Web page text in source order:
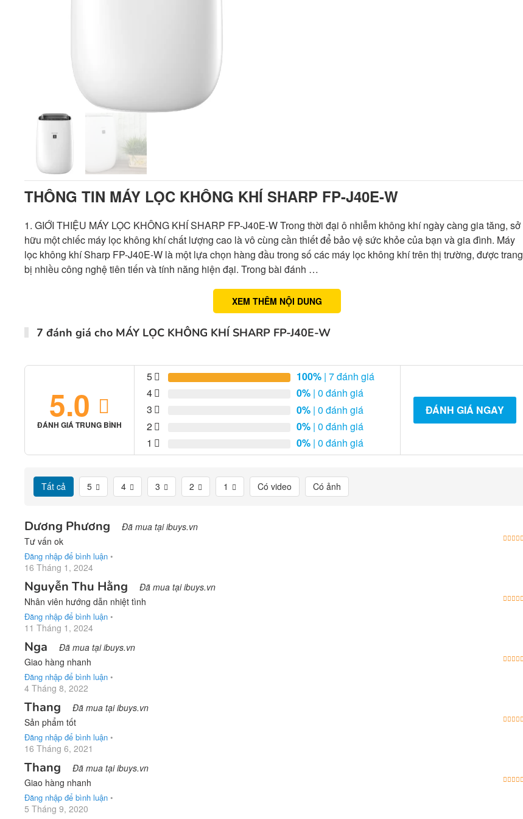
THÔNG TIN MÁY LỌC KHÔNG KHÍ SHARP FP-J40E-W
1. GIỚI THIỆU MÁY LỌC KHÔNG KHÍ SHARP FP-J40E-W Trong thời đại ô nhiễm không khí ngày càng gia tăng, sở
hữu một chiếc máy lọc không khí chất lượng cao là vô cùng cần thiết để bảo vệ sức khỏe của bạn và gia đình. Máy
lọc không khí Sharp FP-J40E-W là một lựa chọn hàng đầu trong số các máy lọc không khí trên thị trường, được trang
bị nhiều công nghệ tiên tiến và tính năng hiện đại. Trong bài đánh …
XEM THÊM NỘI DUNG
7 đánh giá cho MÁY LỌC KHÔNG KHÍ SHARP FP-J40E-W
5.0
ĐÁNH GIÁ TRUNG BÌNH
5 100% | 7 đánh giá
4
0% | 0 đánh giá
3
0% | 0 đánh giá
2
0% | 0 đánh giá
1
0% | 0 đánh giá
ĐÁNH GIÁ NGAY
Tất cả 5 4 3 2 1 Có video Có ảnh
Dương Phương Đã mua tại ibuys.vn
Tư vấn ok
Đăng nhập để bình luận •
16 Tháng 1, 2024
Nguyễn Thu Hằng Đã mua tại ibuys.vn
Nhân viên hướng dẫn nhiệt tình
Đăng nhập để bình luận •
11 Tháng 1, 2024
Nga Đã mua tại ibuys.vn
Giao hàng nhanh
Đăng nhập để bình luận •
4 Tháng 8, 2022
Thang Đã mua tại ibuys.vn
Sản phẩm tốt
Đăng nhập để bình luận •
16 Tháng 6, 2021
Thang Đã mua tại ibuys.vn
Giao hàng nhanh
Đăng nhập để bình luận •
5 Tháng 9, 2020